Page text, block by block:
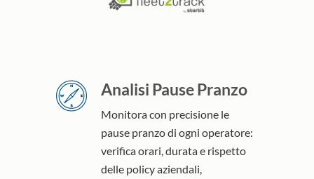
Analisi Pause Pranzo
Monitora con precisione le
pause pranzo di ogni operatore:
verifica orari, durata e rispetto
delle policy aziendali,